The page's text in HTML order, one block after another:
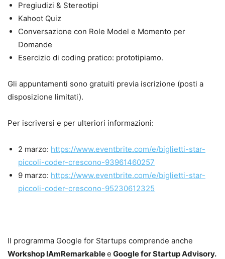
Pregiudizi & Stereotipi
Kahoot Quiz
Conversazione con Role Model e Momento per
Domande
Esercizio di coding pratico: prototipiamo.
Gli appuntamenti sono gratuiti previa iscrizione (posti a
disposizione limitati).
Per iscriversi e per ulteriori informazioni:
2 marzo: https://www.eventbrite.com/e/biglietti-star-
piccoli-coder-crescono-93961460257
9 marzo: https://www.eventbrite.com/e/biglietti-star-
piccoli-coder-crescono-95230612325
Il programma Google for Startups comprende anche
Workshop IAmRemarkablee Google for Startup Advisory.